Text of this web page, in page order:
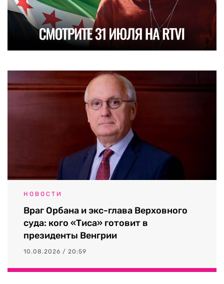
НОВОСТИ
Враг Орбана и экс-глава Верховного
суда: кого «Тиса» готовит в
президенты Венгрии
10.08.2026 / 20:59